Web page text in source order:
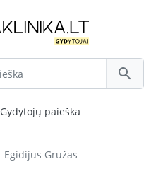
Gydytojų paieška
Egidijus Gružas